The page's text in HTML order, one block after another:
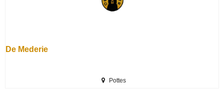
De Mederie
Pottes